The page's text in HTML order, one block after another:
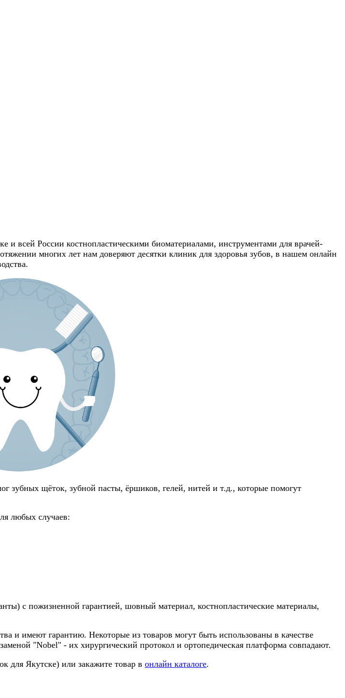
всей России костнопластическими биоматериалами, инструментами для врачей-
многих лет нам доверяют десятки клиник для здоровья зубов, в нашем онлайн
зубных щёток, зубной пасты, ёршиков, гелей, нитей и т.д., которые помогут
любых случаев:
с пожизненной гарантией, шовный материал, костнопластические материалы,
и имеют гарантию. Некоторые из товаров могут быть использованы в качестве
"Nobel" - их хирургический протокол и ортопедическая платформа совпадают.
для Якутске) или закажите товар в онлайн каталоге.